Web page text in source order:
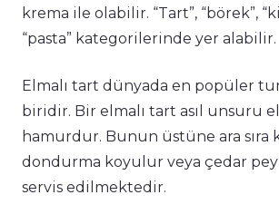
krema ile olabilir. “Tart”, “börek”,
“pasta” kategorilerinde yer alabilir.
Elmalı tart dünyada en popüler
biridir. Bir elmalı tart asıl unsuru
hamurdur. Bunun üstüne ara sıra
dondurma koyulur veya çedar
servis edilmektedir.